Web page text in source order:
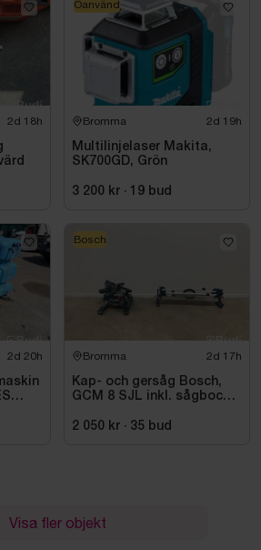
2d 18h Bromma 2d 19h
Multilinjelaser Makita,
SK700GD, Grön
3 200 kr · 19 bud
Oanvänd
2d 20h Bromma 2d 17h
Kap- och gersåg Bosch,
GCM 8 SJL inkl. sågbock
2 050 kr · 35 bud
Bosch
Visa fler objekt